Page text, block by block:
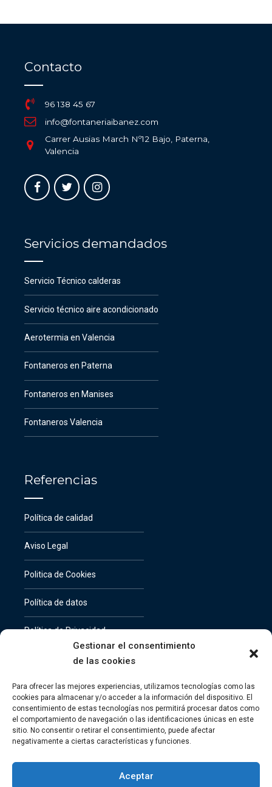
Gestionar el consentimiento
de las cookies
Para ofrecer las mejores experiencias, utilizamos tecnologías como las
cookies para almacenar y/o acceder a la información del dispositivo. El
consentimiento de estas tecnologías nos permitirá procesar datos como
el comportamiento de navegación o las identificaciones únicas en este
sitio. No consentir o retirar el consentimiento, puede afectar
negativamente a ciertas características y funciones.
Aceptar
Contacto
96 138 45 67
info@fontaneriaibanez.com
Carrer Ausias March Nº12 Bajo, Paterna,
Valencia
Servicios demandados
Servicio Técnico calderas
Servicio técnico aire acondicionado
Aerotermia en Valencia
Fontaneros en Paterna
Fontaneros en Manises
Fontaneros Valencia
Referencias
Política de calidad
Aviso Legal
Politica de Cookies
Política de datos
Política de Privacidad
Privacidad y Política de Cookies
Contacto Whatsapp